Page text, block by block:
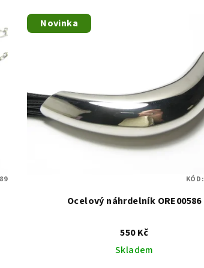
Novinka
Ocelový náhrdelník ORE00586
550 Kč
Skladem
KÓD: